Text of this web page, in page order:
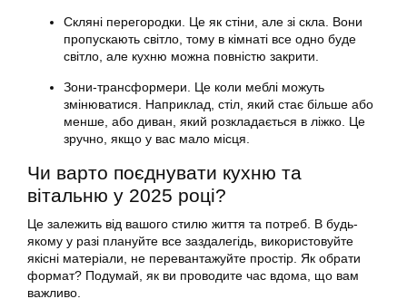
Скляні перегородки. Це як стіни, але зі скла. Вони
пропускають світло, тому в кімнаті все одно буде
світло, але кухню можна повністю закрити.
Зони-трансформери. Це коли меблі можуть
змінюватися. Наприклад, стіл, який стає більше або
менше, або диван, який розкладається в ліжко. Це
зручно, якщо у вас мало місця.
Чи варто поєднувати кухню та
вітальню у 2025 році?
Це залежить від вашого стилю життя та потреб. В будь-
якому у разі плануйте все заздалегідь, використовуйте
якісні матеріали, не перевантажуйте простір. Як обрати
формат? Подумай, як ви проводите час вдома, що вам
важливо.